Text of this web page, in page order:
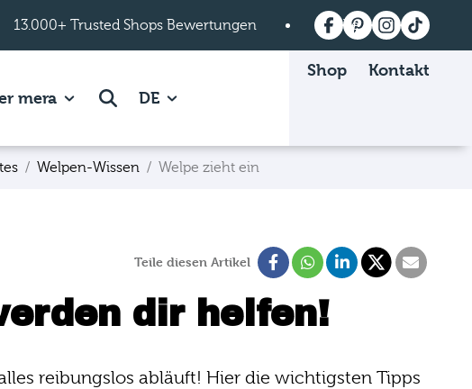
13.000+ Trusted Shops Bewertungen Versandkostenfrei
page.of Mein mera page.
meraShow subpages of Über mera page.
Suche DE
Shop Kontakt
Welpen-Wissen Welpe zieht ein
Teile diesen Artikel
dir helfen!
reibungslos abläuft! Hier die wichtigsten Tipps